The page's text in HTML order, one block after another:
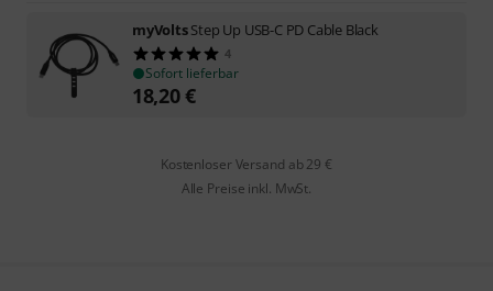
myVoltsStep Up USB-C PD Cable Black
4
Sofort lieferbar
18,20€
Kostenloser Versand ab 29 €
Alle Preise inkl. MwSt.